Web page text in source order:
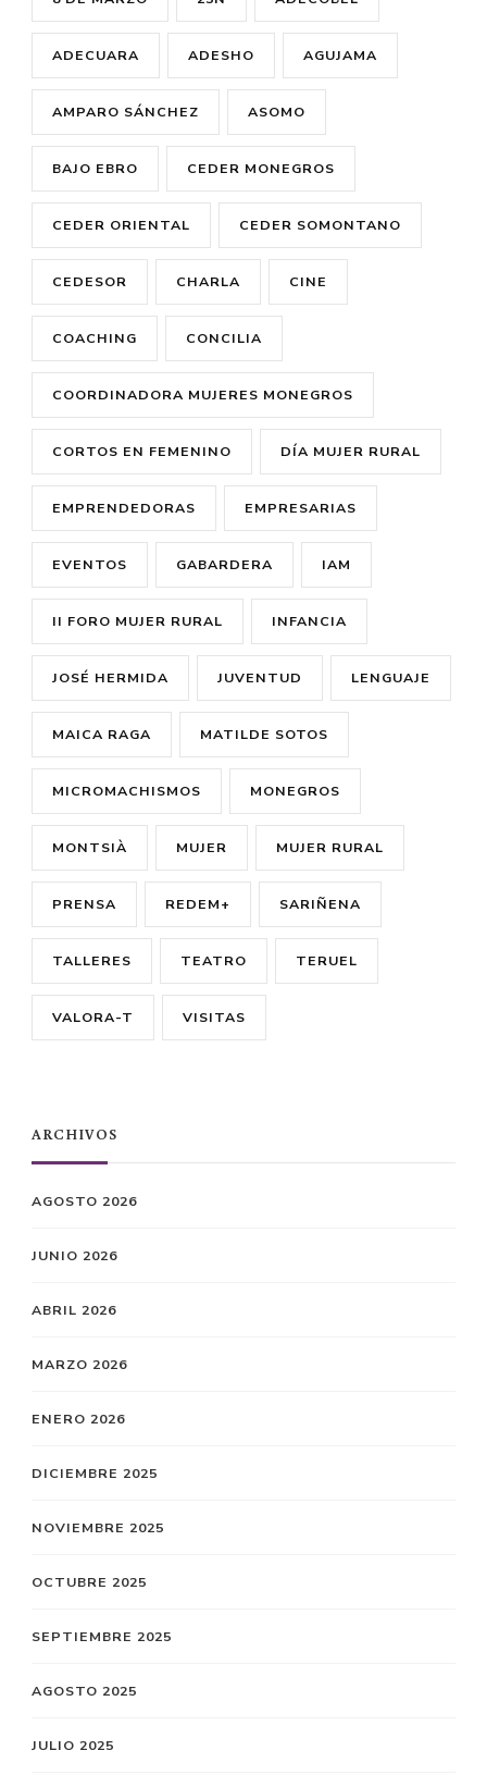
ADECUARA ADESHO AGUJAMA
AMPARO SÁNCHEZ ASOMO
BAJO EBRO CEDER MONEGROS
CEDER ORIENTAL CEDER SOMONTANO
CEDESOR CHARLA CINE
COACHING CONCILIA
COORDINADORA MUJERES MONEGROS
CORTOS EN FEMENINO DÍA MUJER RURAL
EMPRENDEDORAS EMPRESARIAS
EVENTOS GABARDERA IAM
II FORO MUJER RURAL INFANCIA
JOSÉ HERMIDA JUVENTUD LENGUAJE
MAICA RAGA MATILDE SOTOS
MICROMACHISMOS MONEGROS
MONTSIÀ MUJER MUJER RURAL
PRENSA REDEM+ SARIÑENA
TALLERES TEATRO TERUEL
VALORA-T VISITAS
ARCHIVOS
AGOSTO 2026
JUNIO 2026
ABRIL 2026
MARZO 2026
ENERO 2026
DICIEMBRE 2025
NOVIEMBRE 2025
OCTUBRE 2025
SEPTIEMBRE 2025
AGOSTO 2025
JULIO 2025